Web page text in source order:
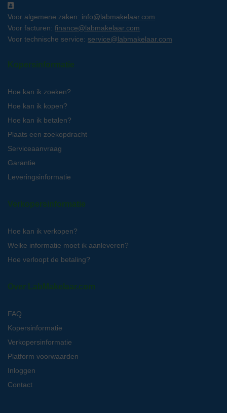
Voor algemene zaken: info@labmakelaar.com
Voor facturen: finance@labmakelaar.com
Voor technische service: service@labmakelaar.com
Kopersinformatie
Hoe kan ik zoeken?
Hoe kan ik kopen?
Hoe kan ik betalen?
Plaats een zoekopdracht
Serviceaanvraag
Garantie
Leveringsinformatie
Verkopersinformatie
Hoe kan ik verkopen?
Welke informatie moet ik aanleveren?
Hoe verloopt de betaling?
Over LabMakelaar.com
FAQ
Kopersinformatie
Verkopersinformatie
Platform voorwaarden
Inloggen
Contact